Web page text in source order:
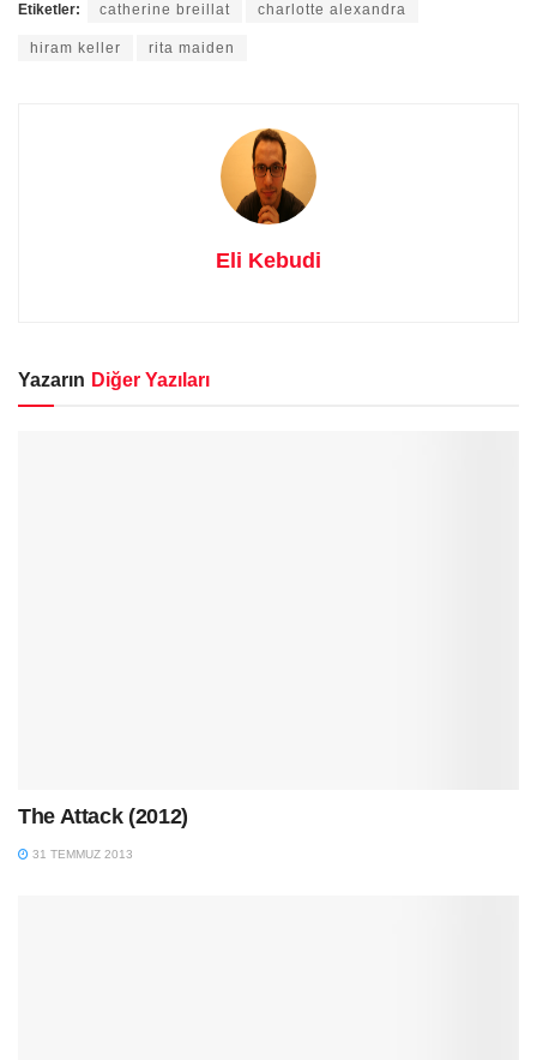
Etiketler: catherine breillat charlotte alexandra
hiram keller rita maiden
Eli Kebudi
Yazarın Diğer Yazıları
The Attack (2012)
31 TEMMUZ 2013